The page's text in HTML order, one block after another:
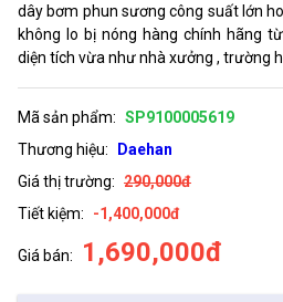
dây bơm phun sương công suất lớn
không lo bị nóng hàng chính hãng
diện tích vừa như nhà xưởng , trường
Mã sản phẩm: SP9100005619
Thương hiệu:
Daehan
Giá thị trường: 290,000đ
Tiết kiệm:
-1,400,000đ
Giá bán: 1,690,000đ